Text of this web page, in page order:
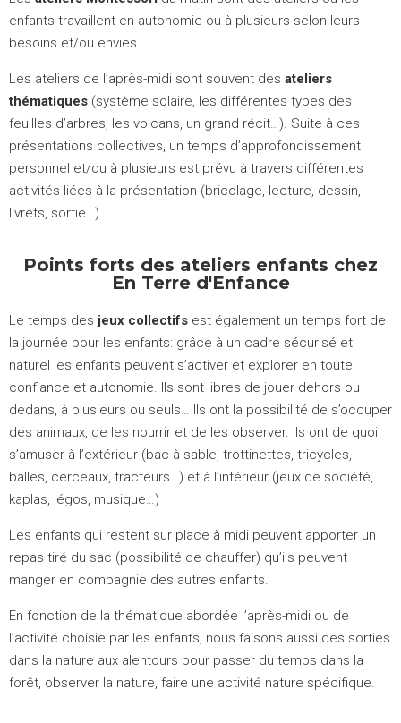
enfants travaillent en autonomie ou à plusieurs selon leurs
besoins et/ou envies.
Les ateliers de l’après-midi sont souvent des ateliers
thématiques (système solaire, les différentes types des
feuilles d’arbres, les volcans, un grand récit…). Suite à ces
présentations collectives, un temps d’approfondissement
personnel et/ou à plusieurs est prévu à travers différentes
activités liées à la présentation (bricolage, lecture, dessin,
livrets, sortie…).
Points forts des ateliers enfants chez
En Terre d'Enfance
Le temps des jeux collectifs est également un temps fort de
la journée pour les enfants: grâce à un cadre sécurisé et
naturel les enfants peuvent s’activer et explorer en toute
confiance et autonomie. Ils sont libres de jouer dehors ou
dedans, à plusieurs ou seuls… Ils ont la possibilité de s’occuper
des animaux, de les nourrir et de les observer. Ils ont de quoi
s’amuser à l’extérieur (bac à sable, trottinettes, tricycles,
balles, cerceaux, tracteurs…) et à l’intérieur (jeux de société,
kaplas, légos, musique…)
Les enfants qui restent sur place à midi peuvent apporter un
repas tiré du sac (possibilité de chauffer) qu’ils peuvent
manger en compagnie des autres enfants.
En fonction de la thématique abordée l’après-midi ou de
l’activité choisie par les enfants, nous faisons aussi des sorties
dans la nature aux alentours pour passer du temps dans la
forêt, observer la nature, faire une activité nature spécifique.